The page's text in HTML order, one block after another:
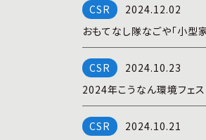
2024.12.02
おもてなし隊なごや「小型
2024.10.23
2024年こうなん環境フェス
2024.10.21